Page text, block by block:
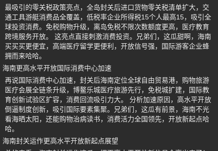
最吸引的零关税政策亮点，全岛封关后进口货物零关税清单扩大，交
通工具游艇消费品全覆盖，低税率企业所得税15个人最高15，吸引全
球投资消费。免税购物升级，离岛免税不限次数额度更高，医疗教育
跨境服务开放。 这亮点直接刺激消费投资。兄弟们，这瓜甜啊，海南
买买买更便宜，高端医疗留学更便利，开放信号强，国际游客企业蜂
拥而来哈哈。
海南更高水平开放国际消费中心加速
再说国际消费中心加速，封关后海南定位全球自由贸易港，购物旅游
医疗会展全链条升级，博鳌乐城医疗旅游先行，免税城扩建，国际教
育创新试验区扩容，消费回流吸引力大。 分析加速原因，高水平开放
倒逼制度创新，吸引国际要素集聚。兄弟们，这瓜有前景，海南不光
看海晒太阳，还能购物治病读书，消费活力全国领先，开放新起点哈
哈。
海南封关运作更高水平开放新起点展望